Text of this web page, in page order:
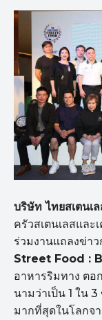
บริษัท ไทยสเตนเ
ครัวสเตนเลสแล
ร่วมงานแถลงข่า
Street Food :
อาหารริมทาง ต
นามว่าเป็น 1 ใน
มากที่สุดในโลกจ